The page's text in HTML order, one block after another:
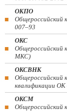
ОКПО
Общероссийский
007–93
ОКС
Общероссийский
МКС)
ОКСВНК
Общероссийский
квалификации ОК
ОКСМ
Общероссийский